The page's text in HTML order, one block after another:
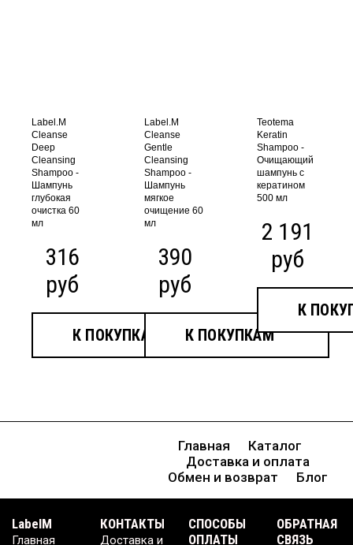
Label.M
Cleanse
Deep
Cleansing
Shampoo -
Шампунь
глубокая
очистка 60
мл
316
руб
К ПОКУПКАМ
Label.M
Cleanse
Gentle
Cleansing
Shampoo -
Шампунь
мягкое
очищение 60
мл
390
руб
К ПОКУПКАМ
Teotema
Keratin
Shampoo -
Очищающий
шампунь с
кератином
500 мл
2 191
руб
К
Главная
Каталог
Доставка и оплата
Обмен и возврат
Блог
LabelM
Главная
КОНТАКТЫ
Доставка и
CПОСОБЫ
ОПЛАТЫ
ОБРАТНАЯ
СВЯЗЬ